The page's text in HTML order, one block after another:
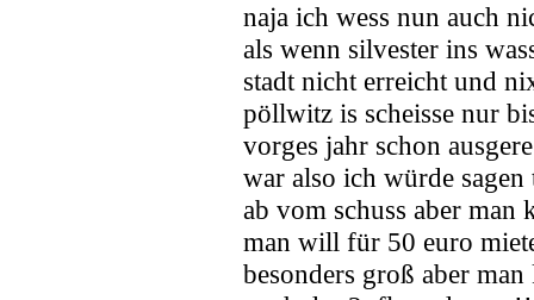
naja ich wess nun auch
als wenn silvester ins
stadt nicht erreicht und
pöllwitz is scheisse nur
vorges jahr schon
war also ich würde
ab vom schuss aber man
man will für 50 euro
besonders groß aber